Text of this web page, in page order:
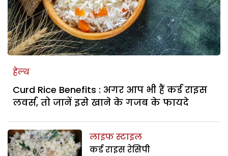
हेल्थ
Curd Rice Benefits : अगर आप भी हैं कर्ड राइस
लवर्स, तो जानें इसे खाने के गजब के फायदे
लाइफ स्टाइल
कर्ड राइस रेसिपी